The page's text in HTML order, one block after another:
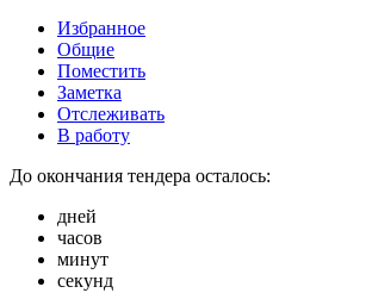
Избранное
Общие
Поместить
Заметка
Отслеживать
В работу
До окончания тендера осталось:
дней
часов
минут
секунд